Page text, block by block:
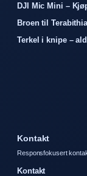
DJI Mic Mini –
Broen til
Terkel i knipe –
Kontakt
Responsfokusert
Kontakt